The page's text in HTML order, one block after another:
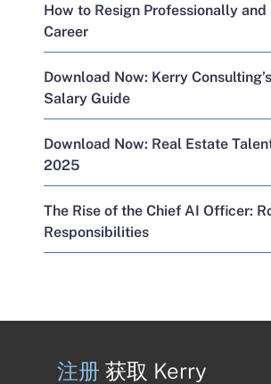
How to Resign Professionally and
Career
Download Now: Kerry
Salary Guide
Download Now: Real Estate
2025
The Rise of the Chief AI Officer:
Responsibilities
注册 获取 Kerry